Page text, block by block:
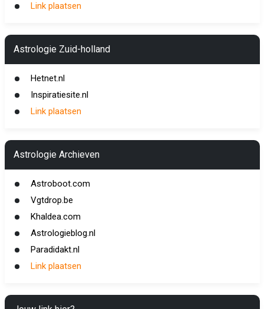
Link plaatsen
Astrologie Zuid-holland
Hetnet.nl
Inspiratiesite.nl
Link plaatsen
Astrologie Archieven
Astroboot.com
Vgtdrop.be
Khaldea.com
Astrologieblog.nl
Paradidakt.nl
Link plaatsen